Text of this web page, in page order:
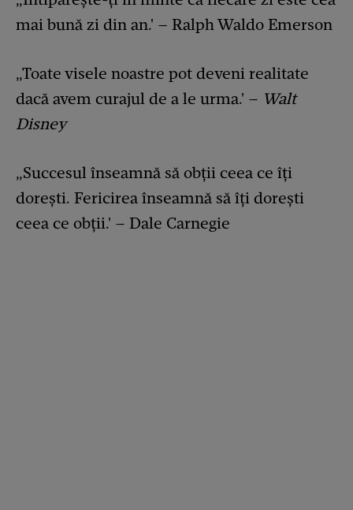
mai bună zi din an.' – Ralph Waldo Emerson
„Toate visele noastre pot deveni realitate
dacă avem curajul de a le urma.' – Walt
Disney
„Succesul înseamnă să obții ceea ce îți
dorești. Fericirea înseamnă să îți dorești
ceea ce obții.' – Dale Carnegie